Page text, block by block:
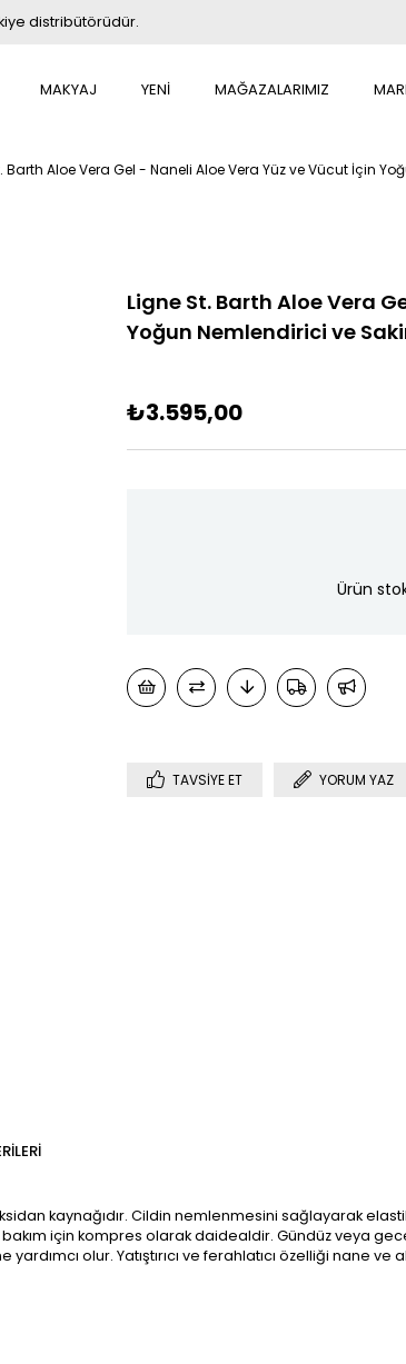
distribütörüdür.
MAKYAJ YENİ MAĞAZALARIMIZ
Barth Aloe Vera Gel - Naneli Aloe Vera Yüz ve Vücut İçin
Ligne St. Barth Aloe Vera
Yoğun Nemlendirici ve
₺3.595,00
Ürün
TAVSIYE ET YORUM YAZ
kaynağıdır. Cildin nemlenmesini sağlayarak
için kompres olarak daidealdir. Gündüz veya
olur. Yatıştırıcı ve ferahlatıcı özelliği